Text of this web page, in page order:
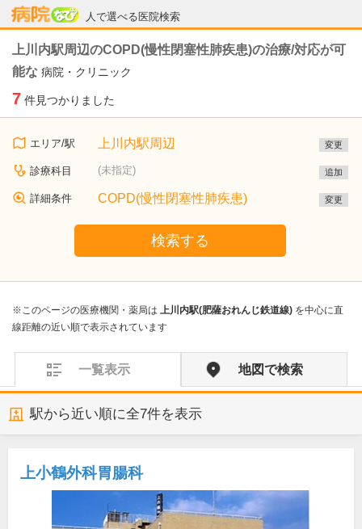
人で選べる医院検索
病院なび
上川内駅周辺のCOPD(慢性閉塞性肺疾患)の治療/対応が可
能な 病院・クリニック
7 件見つかりました
エリア/駅 上川内駅周辺 変更
診療科目 (未指定) 追加
詳細条件 COPD(慢性閉塞性肺疾患) 変更
検索する
※このページの医療機関・薬局は 上川内駅(肥薩おれんじ鉄道線) を中心に直
線距離の近い順で表示されています
一覧表示 地図で検索
駅から近い順に全7件を表示
上小鶴外科胃腸科